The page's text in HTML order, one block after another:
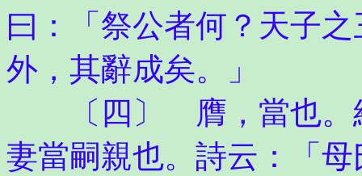
曰：「祭公者何？天子
外，其辭成矣。」
〔四〕 膺，當也。紹
妻當嗣親也。詩云：「